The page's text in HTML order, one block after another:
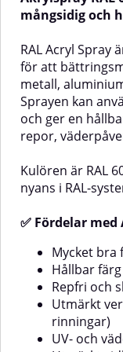
ett jämnt och naturligt
slutresultat.RAL-
lackstift är ett effektivt
lättanvänt sätt att
mindre lackskador på
möbler, lister, dörrar
Våra lackstift finns i
sortiment av RAL-
du enkelt kan hitta rätt
RAL 6017 – May Green
Fördelar med RAL 6017
bättringsfärg i
användas på en
smidiga penselflaskan
6017 kan användas för
reparera små
bland annat:Dörrar,
och listerPanel och
mångsidig och
RAL Acryl Spray
för att
metall,
Sprayen kan
och ger en
repor,
Kulören är RAL
nyans i RAL-
✅ Fördelar med
Mycket bra
Hållbar
Repfri och
Utmärkt
rinningar)
UV- och